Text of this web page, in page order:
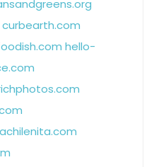
curbearth.com
hello-